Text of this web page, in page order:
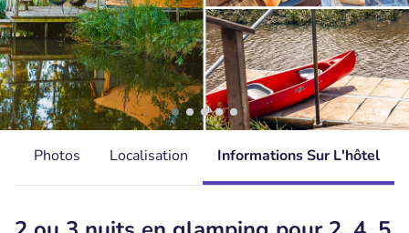
Photos Localisation Informations Sur L'hôtel